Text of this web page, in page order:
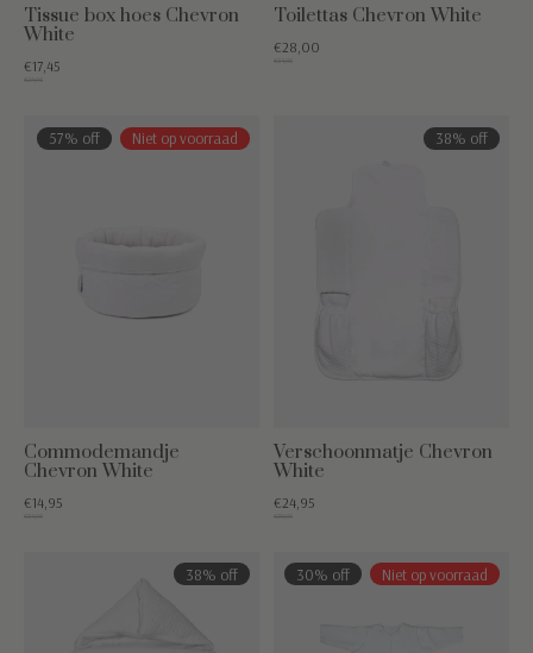
Tissue box hoes Chevron
White
€17,45
€24,95
Toilettas Chevron White
€28,00
€34,95
57% off Niet op voorraad
Commodemandje
Chevron White
€14,95
€34,95
38% off
Verschoonmatje Chevron
White
€24,95
€39,95
38% off 30% off Niet op voorraad